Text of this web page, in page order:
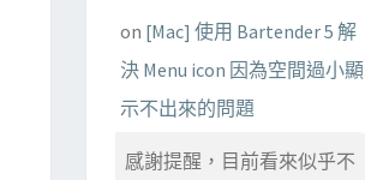
on [Mac] 使用 Bartender 5 解
決 Menu icon 因為空間過小顯
示不出來的問題
感謝提醒，目前看來似乎不